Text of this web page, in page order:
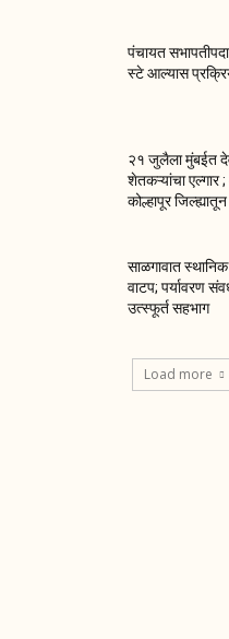
पंचायत
स्टे आल्यास
२१ जुलैला मुंबईत
शेतकऱ्यांचा
कोल्हापूर
साळगावात
वाटप; पर्यावरण
उत्स्फूर्त सहभाग
Load more